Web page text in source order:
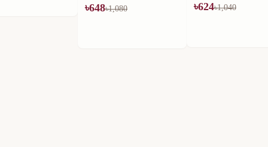
৳648৳1,080 ৳624৳1,040